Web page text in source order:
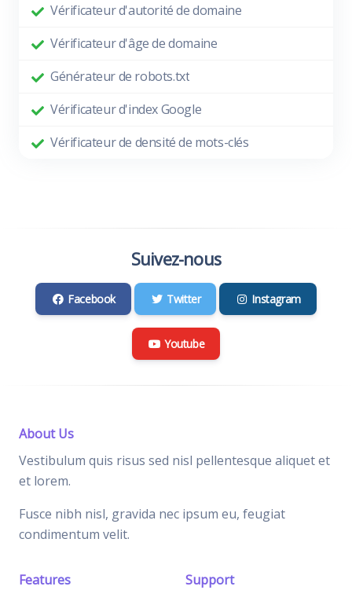
Vérificateur d'autorité de domaine
Vérificateur d'âge de domaine
Générateur de robots.txt
Vérificateur d'index Google
Vérificateur de densité de mots-clés
Suivez-nous
Facebook Twitter Instagram
Youtube
About Us
Vestibulum quis risus sed nisl pellentesque aliquet et
et lorem.
Fusce nibh nisl, gravida nec ipsum eu, feugiat
condimentum velit.
Features Support